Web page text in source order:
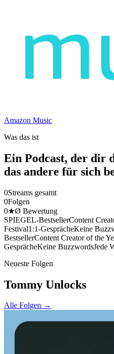
Amazon Music
Was das ist
Ein Podcast, der dir
das andere für sich
0Streams gesamt
0Folgen
0★Ø Bewertung
SPIEGEL-BestsellerContent
Festival1:1-GesprächeKeine
BestsellerContent Creator of the
GesprächeKeine BuzzwordsJede
Neueste Folgen
Tommy Unlocks
Alle Folgen →